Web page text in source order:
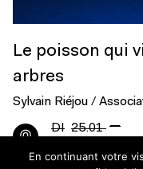
Le poisson qui
arbres
Sylvain Riéjou /
DI 25.01 —
En continuant votre